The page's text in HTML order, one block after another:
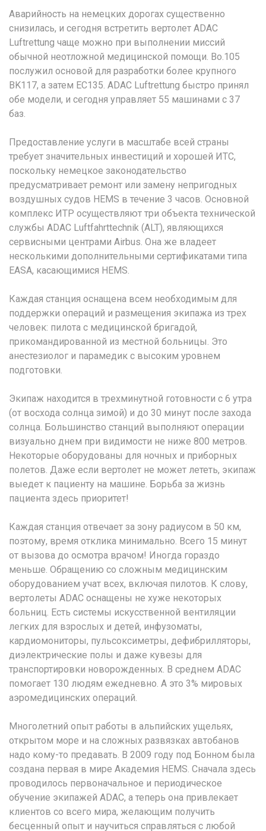
Аварийность на немецких дорогах существенно
снизилась, и сегодня встретить вертолет ADAC
Luftrettung чаще можно при выполнении миссий
обычной неотложной медицинской помощи. Bo.105
послужил основой для разработки более крупного
BK117, а затем EC135. ADAC Luftrettung быстро принял
обе модели, и сегодня управляет 55 машинами с 37
баз.
Предоставление услуги в масштабе всей страны
требует значительных инвестиций и хорошей ИТС,
поскольку немецкое законодательство
предусматривает ремонт или замену непригодных
воздушных судов HEMS в течение 3 часов. Основной
комплекс ИТР осуществляют три объекта технической
службы ADAC Luftfahrttechnik (ALT), являющихся
сервисными центрами Airbus. Она же владеет
несколькими дополнительными сертификатами типа
EASA, касающимися HEMS.
Каждая станция оснащена всем необходимым для
поддержки операций и размещения экипажа из трех
человек: пилота с медицинской бригадой,
прикомандированной из местной больницы. Это
анестезиолог и парамедик с высоким уровнем
подготовки.
Экипаж находится в трехминутной готовности с 6 утра
(от восхода солнца зимой) и до 30 минут после захода
солнца. Большинство станций выполняют операции
визуально днем при видимости не ниже 800 метров.
Некоторые оборудованы для ночных и приборных
полетов. Даже если вертолет не может лететь, экипаж
выедет к пациенту на машине. Борьба за жизнь
пациента здесь приоритет!
Каждая станция отвечает за зону радиусом в 50 км,
поэтому, время отклика минимально. Всего 15 минут
от вызова до осмотра врачом! Иногда гораздо
меньше. Обращению со сложным медицинским
оборудованием учат всех, включая пилотов. К слову,
вертолеты ADAC оснащены не хуже некоторых
больниц. Есть системы искусственной вентиляции
легких для взрослых и детей, инфузоматы,
кардиомониторы, пульсоксиметры, дефибрилляторы,
диэлектрические полы и даже кувезы для
транспортировки новорожденных. В среднем ADAC
помогает 130 людям ежедневно. А это 3% мировых
аэромедицинских операций.
Многолетний опыт работы в альпийских ущельях,
открытом море и на сложных развязках автобанов
надо кому-то предавать. В 2009 году под Бонном была
создана первая в мире Академия HEMS. Сначала здесь
проводилось первоначальное и периодическое
обучение экипажей ADAC, а теперь она привлекает
клиентов со всего мира, желающим получить
бесценный опыт и научиться справляться с любой